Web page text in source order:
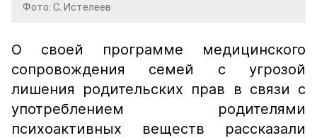
Фото: С. Истелеев
О своей программе медицинского
сопровождения семей с угрозой
лишения родительских прав в связи с
употреблением родителями
психоактивных веществ рассказали